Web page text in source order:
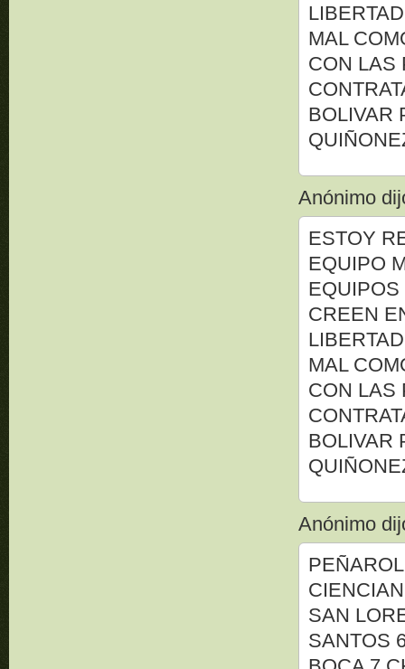
MAL
CON LAS
BOLIVAR
Anónimo
ESTOY
EQUIPO
CREEN
MAL
CON LAS
BOLIVAR
Anónimo
SAN
SANTOS